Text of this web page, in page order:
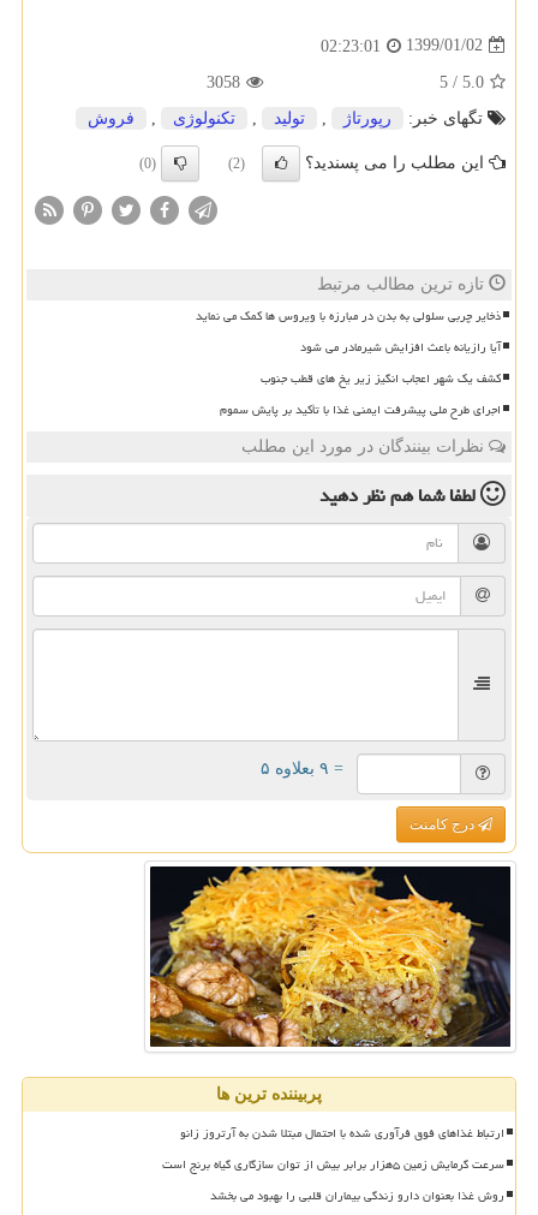
1399/01/02
02:23:01
5.0
/
5
3058
تگهای خبر:
رپورتاژ تولید تكنولوژی فروش
این مطلب را می پسندید؟ (2)
(0)
تازه ترین مطالب مرتبط
ذخایر چربی سلولی به بدن در مبارزه با ویروس ها کمک می نماید
آیا رازیانه باعث افزایش شیرمادر می شود
کشف یک شهر اعجاب انگیز زیر یخ های قطب جنوب
اجرای طرح ملی پیشرفت ایمنی غذا با تأکید بر پایش سموم
نظرات بینندگان در مورد این مطلب
لطفا شما همنظر دهید
= ۹ بعلاوه ۵
درج کامنت
پربیننده ترین ها
ارتباط غذاهای فوق فرآوری شده با احتمال مبتلا شدن به آرتروز زانو
سرعت گرمایش زمین ۵هزار برابر بیش از توان سازگاری گیاه برنج است
روش غذا بعنوان دارو زندگی بیماران قلبی را بهبود می بخشد